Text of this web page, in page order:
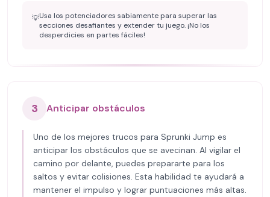
💡Usa los potenciadores sabiamente para superar las
secciones desafiantes y extender tu juego. ¡No los
desperdicies en partes fáciles!
3 Anticipar obstáculos
Uno de los mejores trucos para Sprunki Jump es
anticipar los obstáculos que se avecinan. Al vigilar el
camino por delante, puedes prepararte para los
saltos y evitar colisiones. Esta habilidad te ayudará a
mantener el impulso y lograr puntuaciones más altas.